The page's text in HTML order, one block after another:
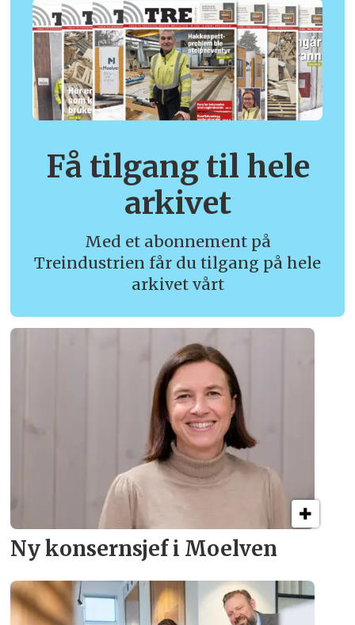
Få tilgang til hele
arkivet
Med et abonnement på
Treindustrien får du tilgang på hele
arkivet vårt
Ny konsern­sjef i Moelven